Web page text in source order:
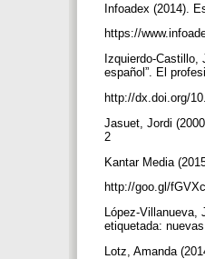
Infoadex (2014).
https://
Izquierdo-
español”. El
http://dx.doi.org/
Jasuet, Jordi
2
Kantar Media
http://goo.gl/
López-Villanueva,
etiquetada:
Lotz, Amanda